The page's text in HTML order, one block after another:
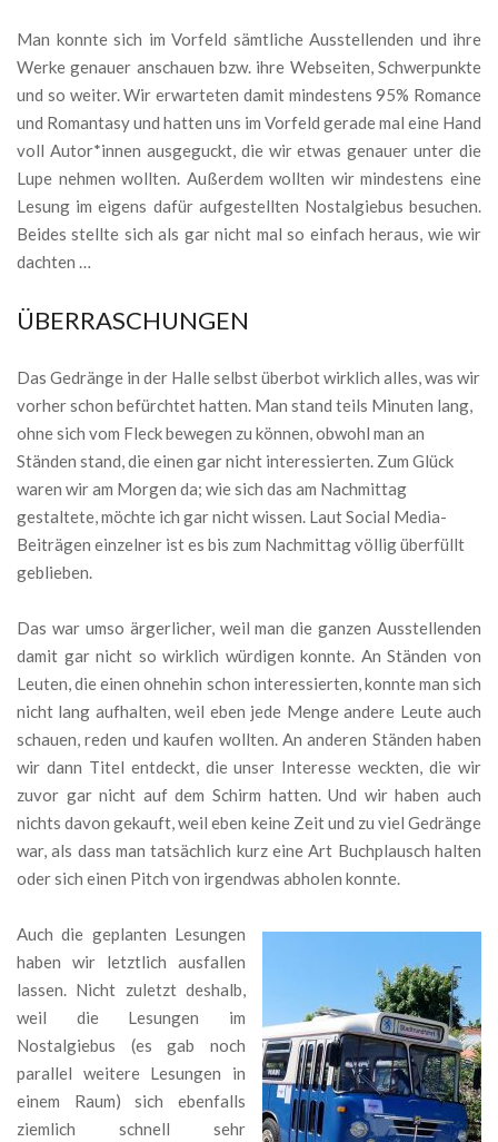
Man konnte sich im Vorfeld sämtliche Ausstellenden und ihre
Werke genauer anschauen bzw. ihre Webseiten, Schwerpunkte
und so weiter. Wir erwarteten damit mindestens 95% Romance
und Romantasy und hatten uns im Vorfeld gerade mal eine Hand
voll Autor*innen ausgeguckt, die wir etwas genauer unter die
Lupe nehmen wollten. Außerdem wollten wir mindestens eine
Lesung im eigens dafür aufgestellten Nostalgiebus besuchen.
Beides stellte sich als gar nicht mal so einfach heraus, wie wir
dachten …
ÜBERRASCHUNGEN
Das Gedränge in der Halle selbst überbot wirklich alles, was wir
vorher schon befürchtet hatten. Man stand teils Minuten lang,
ohne sich vom Fleck bewegen zu können, obwohl man an
Ständen stand, die einen gar nicht interessierten. Zum Glück
waren wir am Morgen da; wie sich das am Nachmittag
gestaltete, möchte ich gar nicht wissen. Laut Social Media-
Beiträgen einzelner ist es bis zum Nachmittag völlig überfüllt
geblieben.
Das war umso ärgerlicher, weil man die ganzen Ausstellenden
damit gar nicht so wirklich würdigen konnte. An Ständen von
Leuten, die einen ohnehin schon interessierten, konnte man sich
nicht lang aufhalten, weil eben jede Menge andere Leute auch
schauen, reden und kaufen wollten. An anderen Ständen haben
wir dann Titel entdeckt, die unser Interesse weckten, die wir
zuvor gar nicht auf dem Schirm hatten. Und wir haben auch
nichts davon gekauft, weil eben keine Zeit und zu viel Gedränge
war, als dass man tatsächlich kurz eine Art Buchplausch halten
oder sich einen Pitch von irgendwas abholen konnte.
Auch die geplanten Lesungen
haben wir letztlich ausfallen
lassen. Nicht zuletzt deshalb,
weil die Lesungen im
Nostalgiebus (es gab noch
parallel weitere Lesungen in
einem Raum) sich ebenfalls
ziemlich schnell sehr